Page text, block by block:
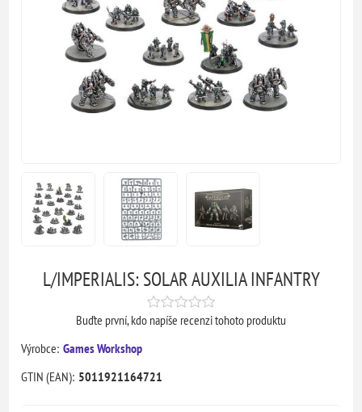
L/IMPERIALIS: SOLAR AUXILIA INFANTRY
Buďte první, kdo napíše recenzi tohoto produktu
Výrobce: Games Workshop
GTIN (EAN): 5011921164721